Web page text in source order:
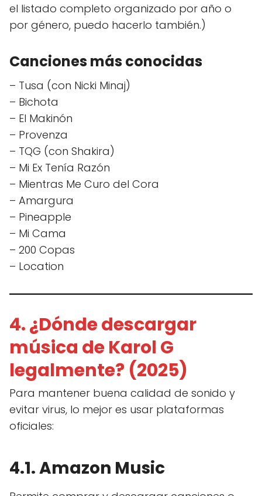
el listado completo organizado por año o
por género, puedo hacerlo también.)
Canciones más conocidas
– Tusa (con Nicki Minaj)
– Bichota
– El Makinón
– Provenza
– TQG (con Shakira)
– Mi Ex Tenía Razón
– Mientras Me Curo del Cora
– Amargura
– Pineapple
– Mi Cama
– 200 Copas
– Location
4. ¿Dónde descargar
música de Karol G
legalmente? (2025)
Para mantener buena calidad de sonido y
evitar virus, lo mejor es usar plataformas
oficiales:
4.1. Amazon Music